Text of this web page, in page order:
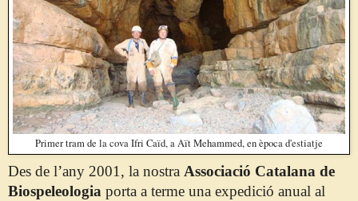
Primer tram de la cova Ifri Caïd, a Aït Mehammed, en època d'estiatje
Des de l’any 2001, la nostra Associació Catalana de
Biospeleologia porta a terme una expedició anual al